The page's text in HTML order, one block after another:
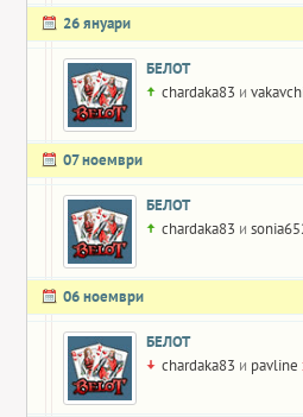
26 януари
БЕЛОТ
chardaka83 и
07 ноември
БЕЛОТ
chardaka83 и
06 ноември
БЕЛОТ
chardaka83 и pavline